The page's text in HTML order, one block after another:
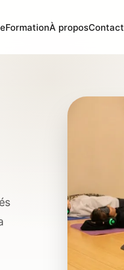
FormationÀ proposContact